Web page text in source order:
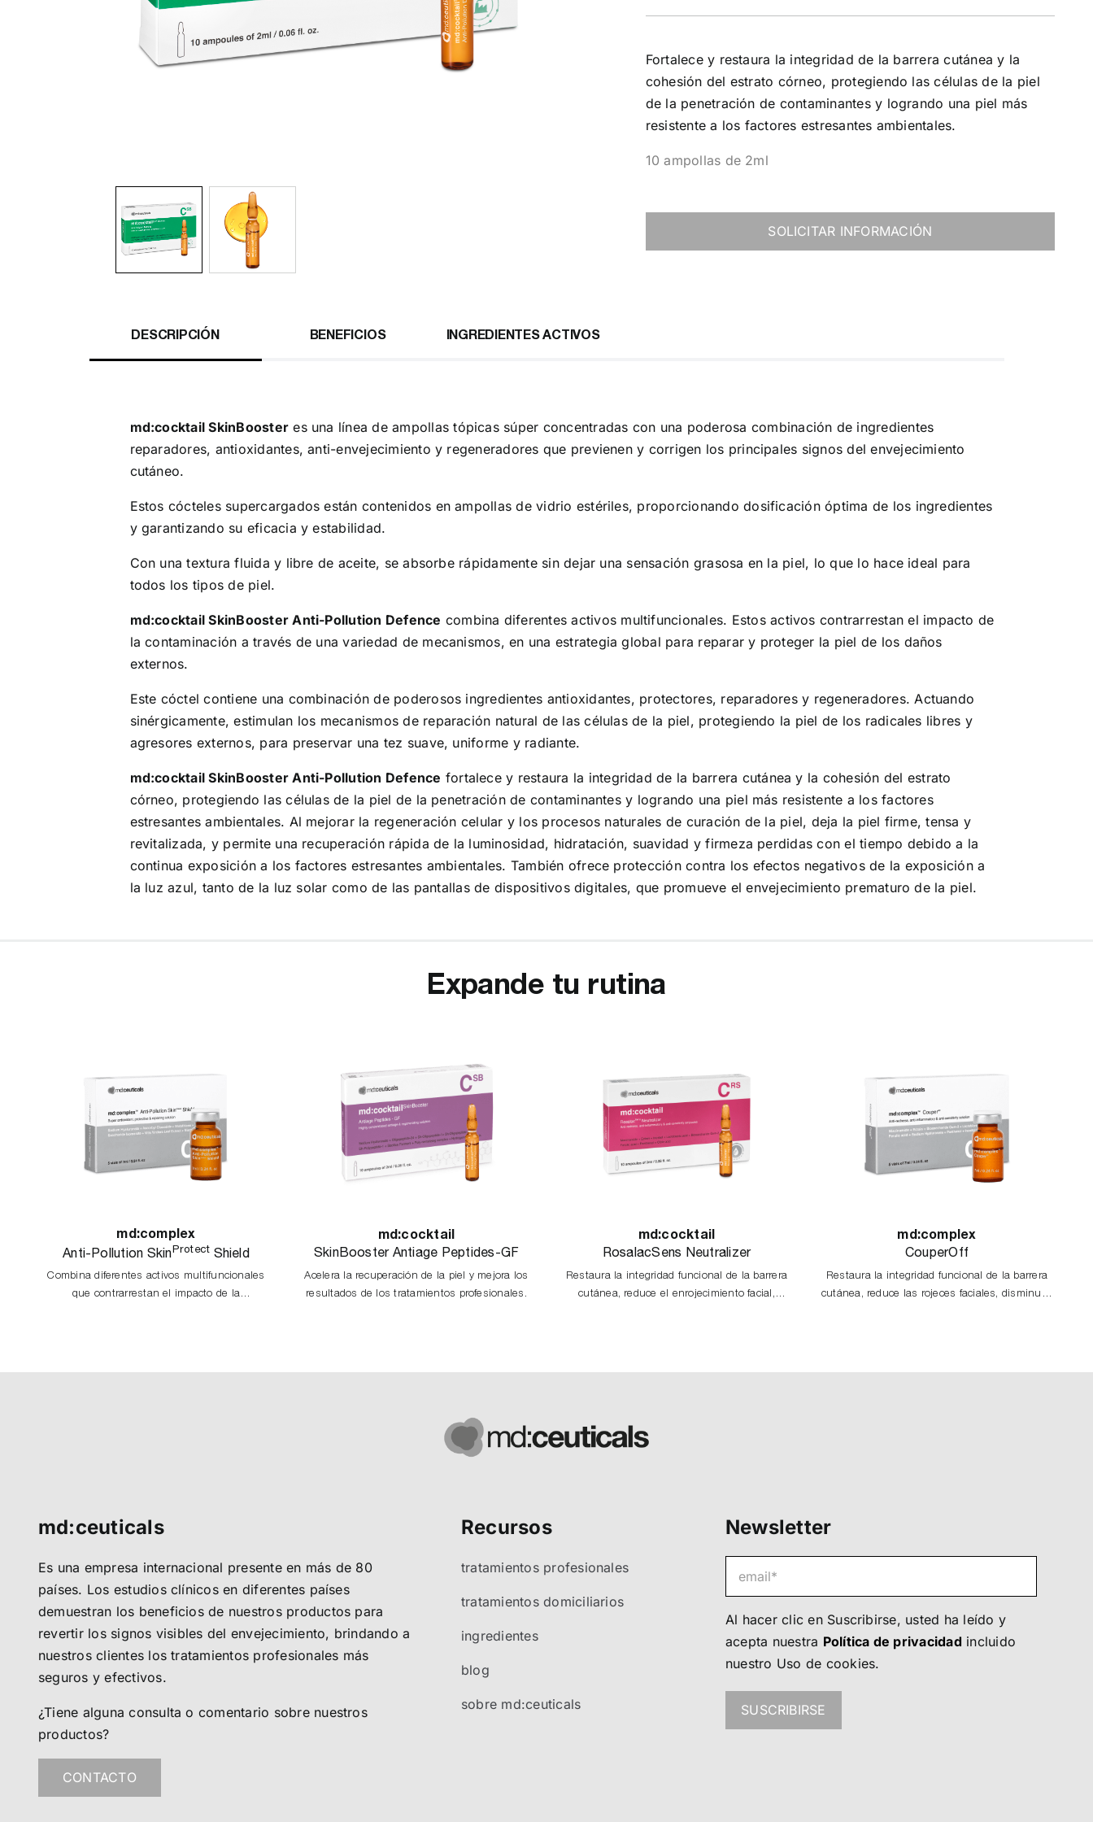
Fortalece y restaura la integridad de la barrera cutánea y la
cohesión del estrato córneo, protegiendo las células de la piel
de la penetración de contaminantes y logrando una piel más
resistente a los factores estresantes ambientales.
10 ampollas de 2ml
SOLICITAR INFORMACIÓN
DESCRIPCIÓN BENEFICIOS INGREDIENTES ACTIVOS
md:cocktail SkinBooster es una línea de ampollas tópicas súper concentradas con una poderosa combinación de ingredientes
reparadores, antioxidantes, anti-envejecimiento y regeneradores que previenen y corrigen los principales signos del envejecimiento
cutáneo.
Estos cócteles supercargados están contenidos en ampollas de vidrio estériles, proporcionando dosificación óptima de los ingredientes
y garantizando su eficacia y estabilidad.
Con una textura fluida y libre de aceite, se absorbe rápidamente sin dejar una sensación grasosa en la piel, lo que lo hace ideal para
todos los tipos de piel.
md:cocktail SkinBooster Anti-Pollution Defence combina diferentes activos multifuncionales. Estos activos contrarrestan el impacto de
la contaminación a través de una variedad de mecanismos, en una estrategia global para reparar y proteger la piel de los daños
externos.
Este cóctel contiene una combinación de poderosos ingredientes antioxidantes, protectores, reparadores y regeneradores. Actuando
sinérgicamente, estimulan los mecanismos de reparación natural de las células de la piel, protegiendo la piel de los radicales libres y
agresores externos, para preservar una tez suave, uniforme y radiante.
md:cocktail SkinBooster Anti-Pollution Defence fortalece y restaura la integridad de la barrera cutánea y la cohesión del estrato
córneo, protegiendo las células de la piel de la penetración de contaminantes y logrando una piel más resistente a los factores
estresantes ambientales. Al mejorar la regeneración celular y los procesos naturales de curación de la piel, deja la piel firme, tensa y
revitalizada, y permite una recuperación rápida de la luminosidad, hidratación, suavidad y firmeza perdidas con el tiempo debido a la
continua exposición a los factores estresantes ambientales. También ofrece protección contra los efectos negativos de la exposición a
la luz azul, tanto de la luz solar como de las pantallas de dispositivos digitales, que promueve el envejecimiento prematuro de la piel.
Expande tu rutina
md:complex
Anti-Pollution SkinProtect Shield
Combina diferentes activos multifuncionales
que contrarrestan el impacto de la
md:cocktail
SkinBooster Antiage Peptides-GF
Acelera la recuperación de la piel y mejora los
resultados de los tratamientos profesionales.
md:cocktail
RosalacSens Neutralizer
Restaura la integridad funcional de la barrera
cutánea, reduce el enrojecimiento facial,
md:complex
CouperOff
Restaura la integridad funcional de la barrera
cutánea, reduce las rojeces faciales, disminuye
md:ceuticals
Es una empresa internacional presente en más de 80
países. Los estudios clínicos en diferentes países
demuestran los beneficios de nuestros productos para
revertir los signos visibles del envejecimiento, brindando a
nuestros clientes los tratamientos profesionales más
seguros y efectivos.
¿Tiene alguna consulta o comentario sobre nuestros
productos?
CONTACTO
Recursos
tratamientos profesionales
tratamientos domiciliarios
ingredientes
blog
sobre md:ceuticals
Newsletter
Al hacer clic en Suscribirse, usted ha leído y
acepta nuestra Política de privacidad incluido
nuestro Uso de cookies.
SUSCRIBIRSE